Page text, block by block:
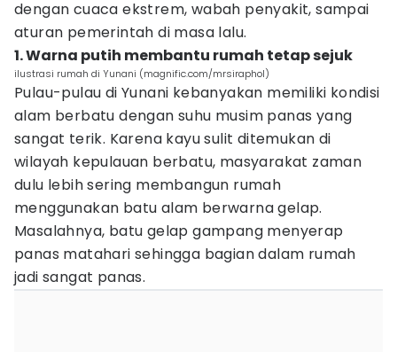
dengan cuaca ekstrem, wabah penyakit, sampai
aturan pemerintah di masa lalu.
1. Warna putih membantu rumah tetap sejuk
ilustrasi rumah di Yunani (magnific.com/mrsiraphol)
Pulau-pulau di Yunani kebanyakan memiliki kondisi
alam berbatu dengan suhu musim panas yang
sangat terik. Karena kayu sulit ditemukan di
wilayah kepulauan berbatu, masyarakat zaman
dulu lebih sering membangun rumah
menggunakan batu alam berwarna gelap.
Masalahnya, batu gelap gampang menyerap
panas matahari sehingga bagian dalam rumah
jadi sangat panas.